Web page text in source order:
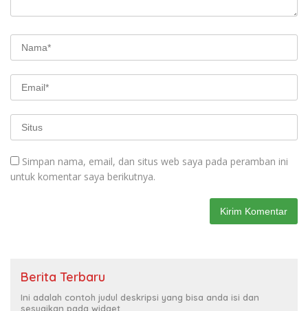
Simpan nama, email, dan situs web saya pada peramban ini
untuk komentar saya berikutnya.
Berita Terbaru
Ini adalah contoh judul deskripsi yang bisa anda isi dan
sesuaikan pada widget